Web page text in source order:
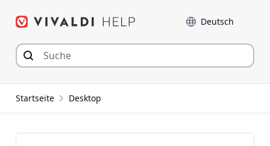
Inhalt
Sprache
Startseite Desktop